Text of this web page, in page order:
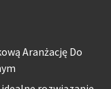
Aranżację Do